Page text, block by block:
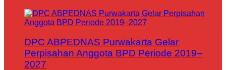
DPC ABPEDNAS Purwakarta Gelar
Perpisahan Anggota BPD Periode 2019–
2027